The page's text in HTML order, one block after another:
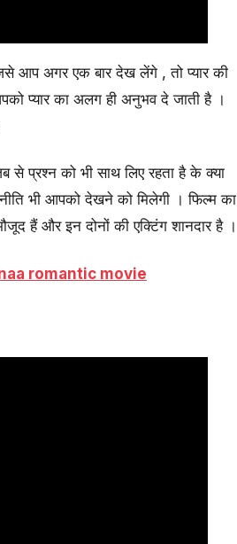
अगर एक बार देख लेंगे , तो प्यार की
प्यार का अलग ही अनुभव दे जाती है ।
से प्रश्न को भी साथ लिए रहता है के क्या
भी आपको देखने को मिलेगी । फिल्म का
और इन दोनों की एक्टिंग शानदार है ।
romantic movie